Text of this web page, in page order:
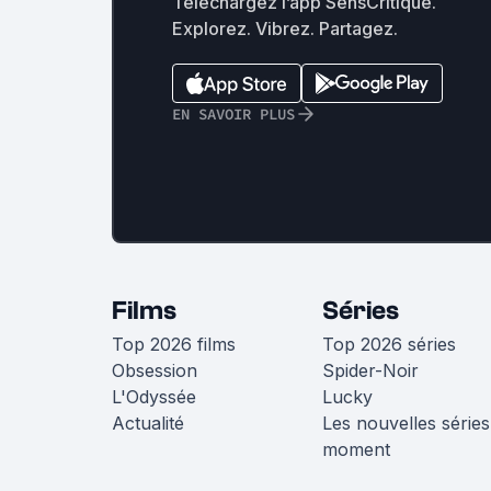
Explorez. Vibrez. Partagez.
EN SAVOIR PLUS
Films
Top 2026 films
Obsession
L'Odyssée
Actualité
Séries
Top 2026 séries
Spider-Noir
Lucky
Les nouvelles
moment